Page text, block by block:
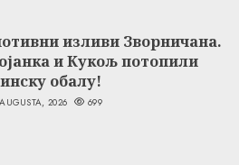
изливи Зворничана.
и Кукољ потопили
обалу!
2026 699